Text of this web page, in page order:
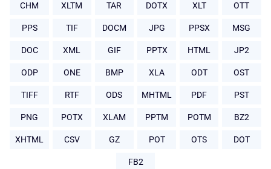
CHM XLTM TAR DOTX XLT OTT
PPS TIF DOCM JPG PPSX MSG
DOC XML GIF PPTX HTML JP2
ODP ONE BMP XLA ODT OST
TIFF RTF ODS MHTML PDF PST
PNG POTX XLAM PPTM POTM BZ2
XHTML CSV GZ POT OTS DOT
FB2